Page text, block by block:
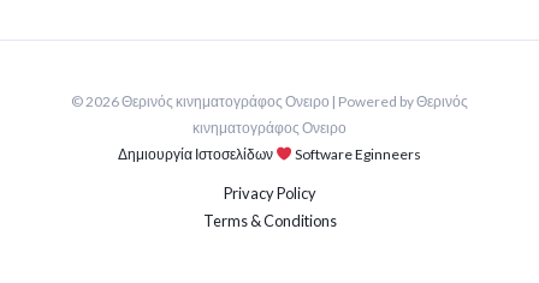
© 2026 Θερινός κινηματογράφος Ονειρο | Powered by Θερινός
κινηματογράφος Ονειρο
Δημιουργία Ιστοσελίδων
Software Eginneers
Privacy Policy
Terms & Conditions